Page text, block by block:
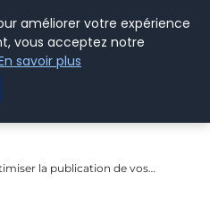
la publication de vos…
améliorer votre expérience
vous acceptez notre
savoir plus